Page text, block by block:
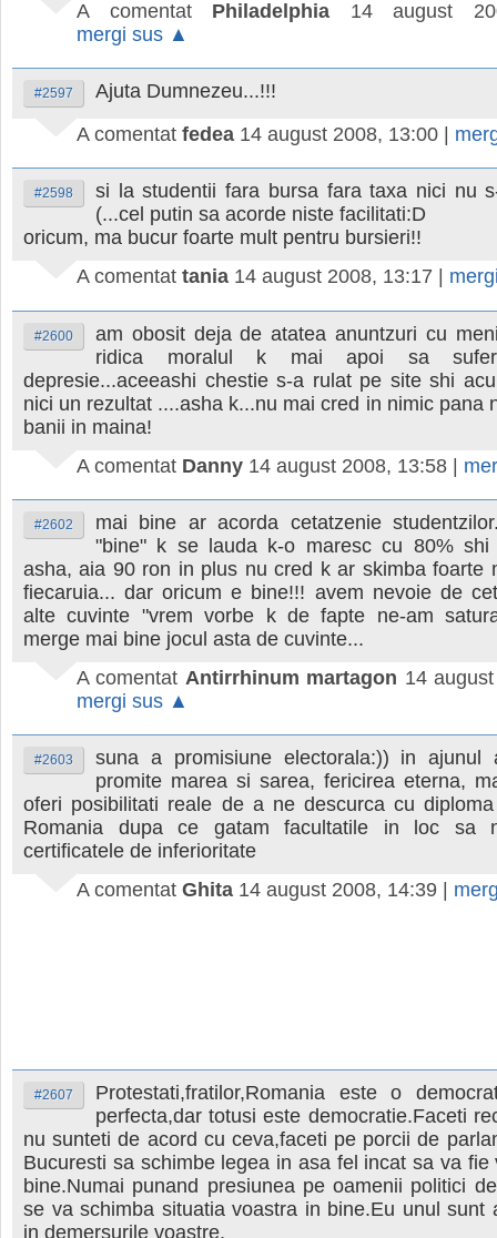
A comentat Philadelphia
14 august
mergi sus ▲
#2597
Ajuta Dumnezeu...!!!
A comentat fedea 14 august 2008, 13:00 |
#2598
si la studentii fara bursa fara taxa nici nu
(...cel putin sa acorde niste facilitati:D
oricum, ma bucur foarte mult pentru bursieri!!
A comentat tania 14 august 2008, 13:17
#2600
am obosit deja de atatea anuntzuri cu
ridica moralul k mai apoi sa
depresie...aceeashi chestie s-a rulat pe site shi
nici un rezultat ....asha k...nu mai cred in nimic pana
banii in maina!
A comentat Danny 14 august 2008, 13:58 |
#2602
mai bine ar acorda cetatzenie
"bine" k se lauda k-o maresc cu 80%
asha, aia 90 ron in plus nu cred k ar skimba foarte
fiecaruia... dar oricum e bine!!! avem nevoie de
alte cuvinte "vrem vorbe k de fapte ne-am
merge mai bine jocul asta de cuvinte...
A comentat Antirrhinum martagon 14
mergi sus ▲
#2603
suna a promisiune electorala:)) in ajunul
promite marea si sarea, fericirea eterna,
oferi posibilitati reale de a ne descurca cu
Romania dupa ce gatam facultatile in loc sa
certificatele de inferioritate
A comentat Ghita 14 august 2008, 14:39
#2607
Protestati,fratilor,Romania este o
perfecta,dar totusi este democratie.Faceti
nu sunteti de acord cu ceva,faceti pe porcii de
Bucuresti sa schimbe legea in asa fel incat sa va fie
bine.Numai punand presiunea pe oamenii politici
se va schimba situatia voastra in bine.Eu unul sunt
in demersurile voastre.